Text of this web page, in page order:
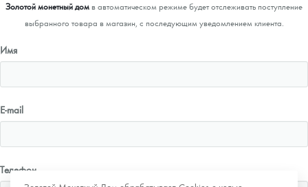
Золотой монетный домв автоматическом режиме будет отслеживать поступление
выбранного товара в магазин, с последующим уведомлением клиента.
Имя
E-mail
Телефон